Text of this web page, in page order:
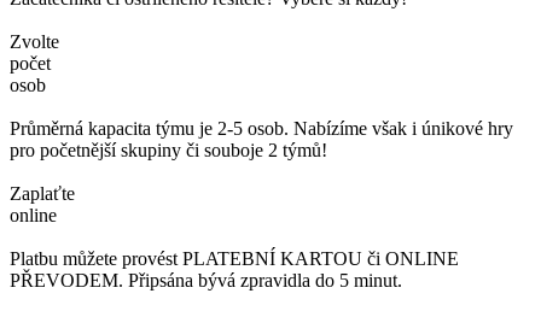
Zvolte
počet
osob
Průměrná kapacita týmu je 2-5 osob. Nabízíme však i únikové hry
pro početnější skupiny či souboje 2 týmů!
Zaplaťte
online
Platbu můžete provést PLATEBNÍ KARTOU či ONLINE
PŘEVODEM. Připsána bývá zpravidla do 5 minut.